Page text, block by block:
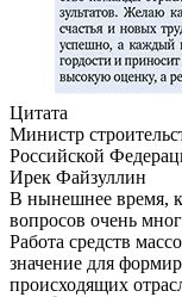
Цитата
Министр
Российской
Ирек Файзуллин
В нынешнее время,
вопросов очень
Работа средств
значение для
происходящих